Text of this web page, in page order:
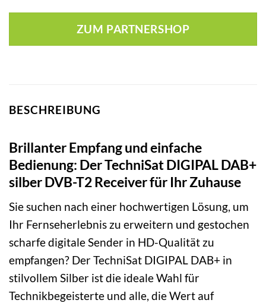
ZUM PARTNERSHOP
BESCHREIBUNG
Brillanter Empfang und einfache
Bedienung: Der TechniSat DIGIPAL DAB+
silber DVB-T2 Receiver für Ihr Zuhause
Sie suchen nach einer hochwertigen Lösung, um
Ihr Fernseherlebnis zu erweitern und gestochen
scharfe digitale Sender in HD-Qualität zu
empfangen? Der TechniSat DIGIPAL DAB+ in
stilvollem Silber ist die ideale Wahl für
Technikbegeisterte und alle, die Wert auf